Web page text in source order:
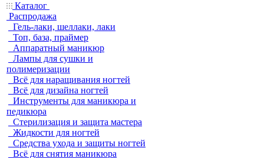
Каталог
Распродажа
Гель-лаки, шеллаки, лаки
Топ, база, праймер
Аппаратный маникюр
Лампы для сушки и
полимеризации
Всё для наращивания ногтей
Всё для дизайна ногтей
Инструменты для маникюра и
педикюра
Стерилизация и защита мастера
Жидкости для ногтей
Средства ухода и защиты ногтей
Всё для снятия маникюра